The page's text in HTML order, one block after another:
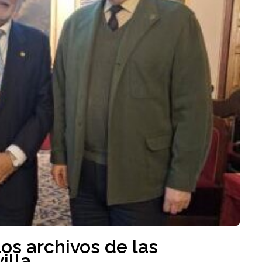
archivos de las